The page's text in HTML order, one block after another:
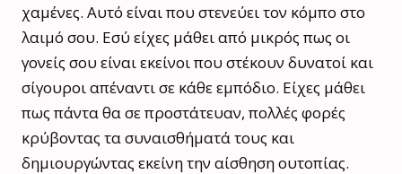
χαμένες. Αυτό είναι που στενεύει τον κόμπο στο
λαιμό σου. Εσύ είχες μάθει από μικρός πως οι
γονείς σου είναι εκείνοι που στέκουν δυνατοί και
σίγουροι απέναντι σε κάθε εμπόδιο. Είχες μάθει
πως πάντα θα σε προστάτευαν, πολλές φορές
κρύβοντας τα συναισθήματά τους και
δημιουργώντας εκείνη την αίσθηση ουτοπίας.